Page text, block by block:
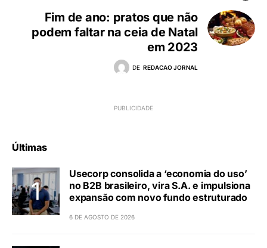
Fim de ano: pratos que não
podem faltar na ceia de Natal
em 2023
DE REDACAO JORNAL
Últimas
Usecorp consolida a ‘economia do uso’
no B2B brasileiro, vira S.A. e impulsiona
expansão com novo fundo estruturado
6 DE AGOSTO DE 2026